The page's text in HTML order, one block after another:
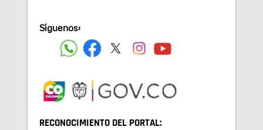
Síguenos:
RECONOCIMIENTO DEL PORTAL: